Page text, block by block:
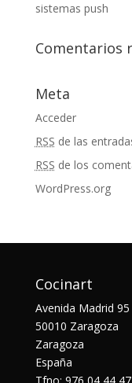
sistemas push
Comentarios
Meta
Acceder
RSS de las
RSS de los
WordPress.org
Cocinart
Avenida Madrid 95
50010 Zaragoza
Zaragoza
España